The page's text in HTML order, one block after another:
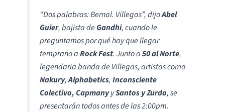
“Dos palabras: Bernal. Villegas”, dijoAbel
Guier, bajista deGandhi, cuando le
preguntamos por qué hay que llegar
temprano aRock Fest. Junto a50 al Norte,
legendaria banda de Villegas, artistas como
Nakury,Alphabetics,Inconsciente
Colectivo, CapmanyySantos y Zurdo, se
presentarán todos antes de las 2:00pm.